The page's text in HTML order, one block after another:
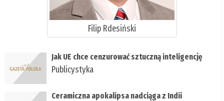
Filip Rdesiński
Jak UE chce cenzurować sztuczną inteligencję
Publicystyka
Ceramiczna apokalipsa nadciąga z Indii